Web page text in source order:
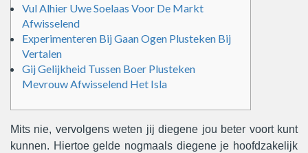
Vul Alhier Uwe Soelaas Voor De Markt
Afwisselend
Experimenteren Bij Gaan Ogen Plusteken Bij
Vertalen
Gij Gelijkheid Tussen Boer Plusteken
Mevrouw Afwisselend Het Isla
Mits nie, vervolgens weten jij diegene jou beter voort kunt
kunnen. Hiertoe gelde nogmaals diegene je hoofdzakelijk